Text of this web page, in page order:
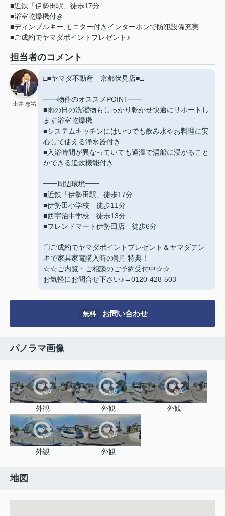
■近鉄「伊勢田駅」徒歩17分
■浴室乾燥機付き
■ディンプルキー,モニター付きインターホンで防犯設備充実
■ご成約でヤマダポイントプレゼント♪
担当者のコメント
土井 恵祐
□■ヤマダ不動産 京都伏見店■□
━━物件のオススメPOINT━━
■雨の日の洗濯物もしっかり乾かせ快適にサポートし
ます浴室乾燥機
■システムキッチンにはいつでも飲み水やお料理に安
心して使える浄水器付き
■入浴時間が異なっていても適温で湯船に浸かること
ができる追炊機能付き
━━周辺環境━━
■近鉄「伊勢田駅」徒歩17分
■伊勢田小学校 徒歩11分
■西宇治中学校 徒歩13分
■フレンドマート伊勢田店 徒歩6分
〇ご成約でヤマダポイントプレゼント＆ヤマダデン
キで家具家電購入時の割引特典！
☆☆ご内覧・ご相談のご予約受付中☆☆
お気軽にお問合せ下さい♪→0120-428-503
無料 お問い合わせ
パノラマ画像
外観 外観 外観
外観 外観
地図